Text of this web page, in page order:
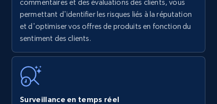
upc numbers
Title, Seller name, Brand, Description, Initial
price, Currency, Availability, Reviews count, and
35.2K+
commentaires et des évaluations des clients, vous
permettant d'identifier les risques liés à la réputation
et d'optimiser vos offres de produits en fonction du
sentiment des clients.
Surveillance en temps réel